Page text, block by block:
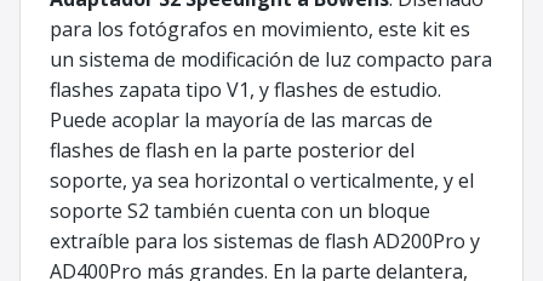
para los fotógrafos en movimiento, este kit es
un sistema de modificación de luz compacto para
flashes zapata tipo V1, y flashes de estudio.
Puede acoplar la mayoría de las marcas de
flashes de flash en la parte posterior del
soporte, ya sea horizontal o verticalmente, y el
soporte S2 también cuenta con un bloque
extraíble para los sistemas de flash AD200Pro y
AD400Pro más grandes. En la parte delantera,